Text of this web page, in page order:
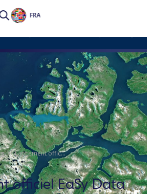
FRA
Lancement offic...
officiel EaSy Data